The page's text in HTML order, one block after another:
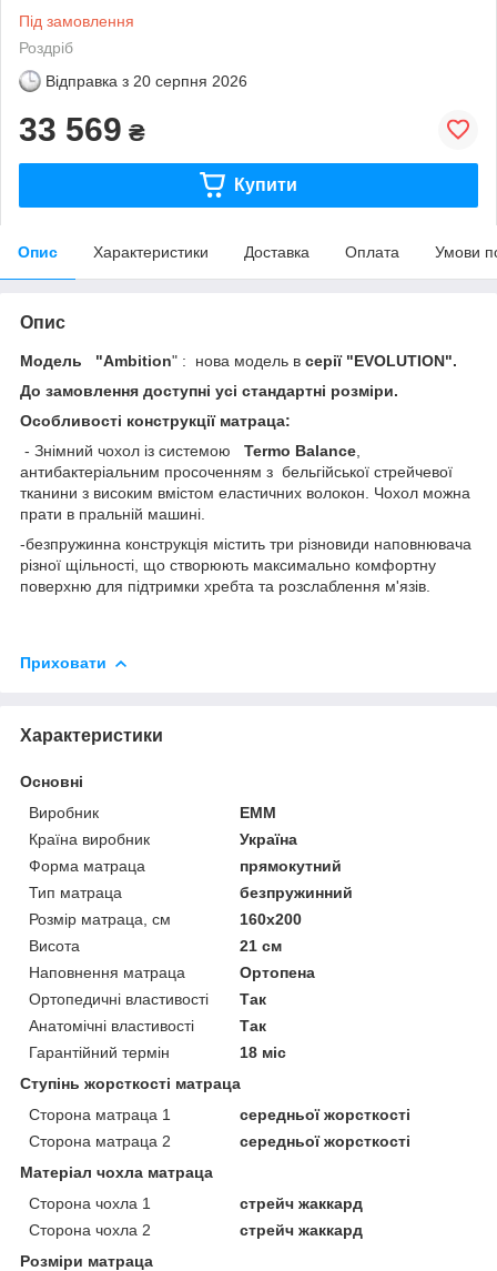
Під замовлення
Роздріб
Відправка з 20 серпня 2026
33 569 ₴
Купити
Опис Характеристики Доставка Оплата Умови
Опис
Модель "Ambition" : нова модель в серії "EVOLUTION".
До замовлення доступні усі стандартні розміри.
Особливості конструкції матраца:
- Знімний чохол із системою Termo Balance
антибактеріальним просоченням з бельгійської стрейчевої
тканини з високим вмістом еластичних волокон. Чохол можна
прати в пральній машині.
-безпружинна конструкція містить три різновиди наповнювача
різної щільності, що створюють максимально комфортну
поверхню для підтримки хребта та розслаблення м'язів.
Приховати
Характеристики
Основні
Виробник
ЕММ
Країна виробник
Україна
Форма матраца
прямокутний
Тип матраца
безпружинний
Розмір матраца, см
160х200
Висота
21 см
Наповнення матраца
Ортопена
Ортопедичні властивості
Так
Анатомічні властивості
Так
Гарантійний термін
18 міс
Ступінь жорсткості матраца
Сторона матраца 1
середньої жорсткості
Сторона матраца 2
середньої жорсткості
Матеріал чохла матраца
Сторона чохла 1
стрейч жаккард
Сторона чохла 2
стрейч жаккард
Розміри матраца